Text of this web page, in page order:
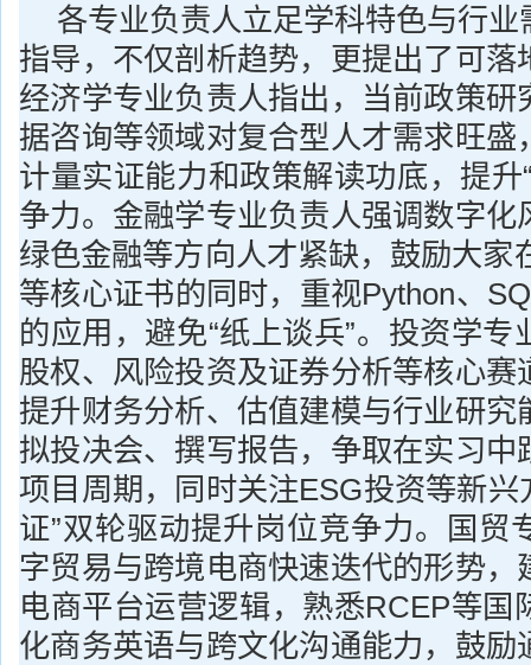
各专业负责人立足学科特色与行
指导，不仅剖析趋势，更提出了可落
经济学专业负责人指出，当前政策研
据咨询等领域对复合型人才需求旺盛
计量实证能力和政策解读功底，提升
争力。金融学专业负责人强调数字化
绿色金融等方向人才紧缺，鼓励大家
等核心证书的同时，重视Python、
的应用，避免“纸上谈兵”。投资学专
股权、风险投资及证券分析等核心赛
提升财务分析、估值建模与行业研究
拟投决会、撰写报告，争取在实习中
项目周期，同时关注ESG投资等新兴
证”双轮驱动提升岗位竞争力。国贸
字贸易与跨境电商快速迭代的形势，
电商平台运营逻辑，熟悉RCEP等国
化商务英语与跨文化沟通能力，鼓励